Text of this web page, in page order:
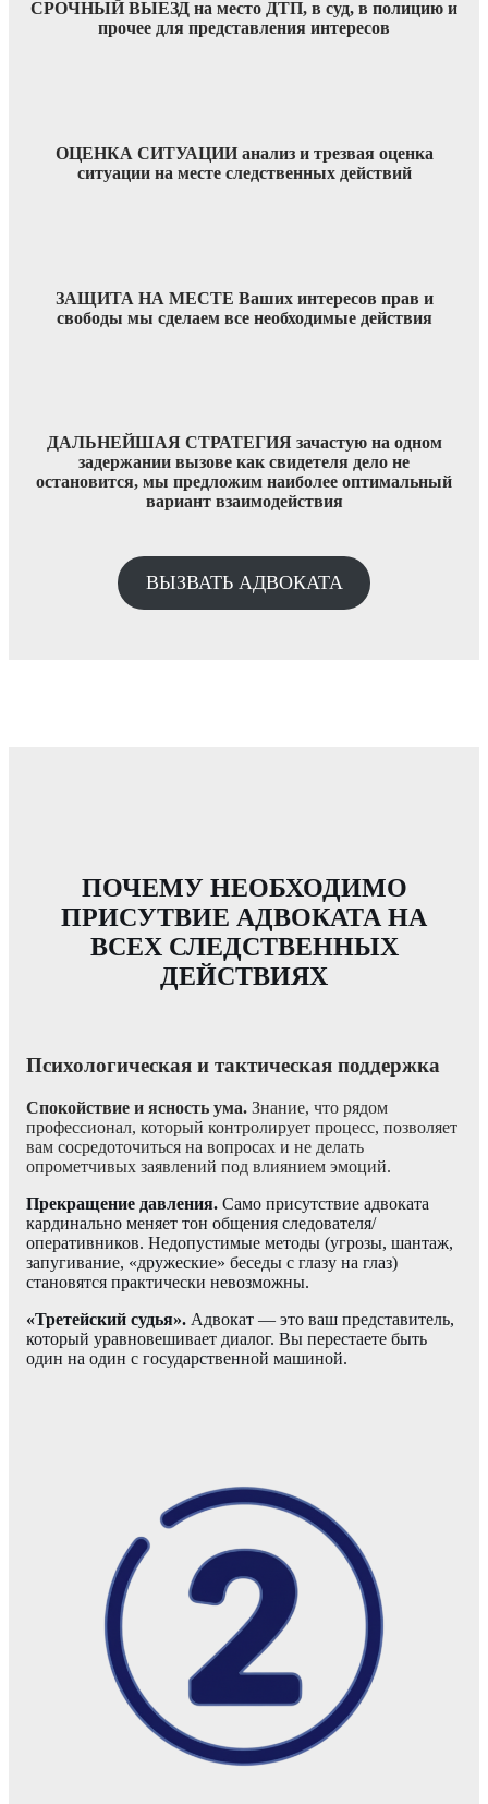
СРОЧНЫЙ ВЫЕЗД на место ДТП, в суд, в полицию и
прочее для представления интересов
ОЦЕНКА СИТУАЦИИ анализ и трезвая оценка
ситуации на месте следственных действий
ЗАЩИТА НА МЕСТЕ Ваших интересов прав и
свободы мы сделаем все необходимые действия
ДАЛЬНЕЙШАЯ СТРАТЕГИЯ зачастую на одном
задержании вызове как свидетеля дело не
остановится, мы предложим наиболее оптимальный
вариант взаимодействия
ВЫЗВАТЬ АДВОКАТА
ПОЧЕМУ НЕОБХОДИМО
ПРИСУТВИЕ АДВОКАТА НА
ВСЕХ СЛЕДСТВЕННЫХ
ДЕЙСТВИЯХ
Психологическая и тактическая поддержка
Спокойствие и ясность ума. Знание, что рядом
профессионал, который контролирует процесс, позволяет
вам сосредоточиться на вопросах и не делать
опрометчивых заявлений под влиянием эмоций.
Прекращение давления. Само присутствие адвоката
кардинально меняет тон общения следователя/
оперативников. Недопустимые методы (угрозы, шантаж,
запугивание, «дружеские» беседы с глазу на глаз)
становятся практически невозможны.
«Третейский судья». Адвокат — это ваш представитель,
который уравновешивает диалог. Вы перестаете быть
один на один с государственной машиной.